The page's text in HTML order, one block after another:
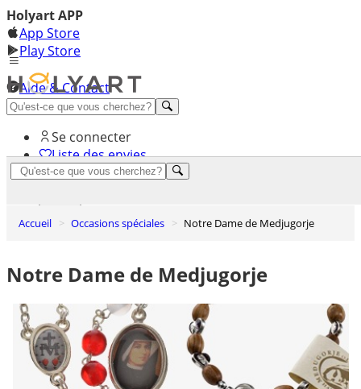
Holyart APP
App Store
Play Store
Aide & Contact
Découvrez Premium
Se connecter
Liste des envies
Accueil Occasions spéciales Notre Dame de Medjugorje
Notre Dame de Medjugorje